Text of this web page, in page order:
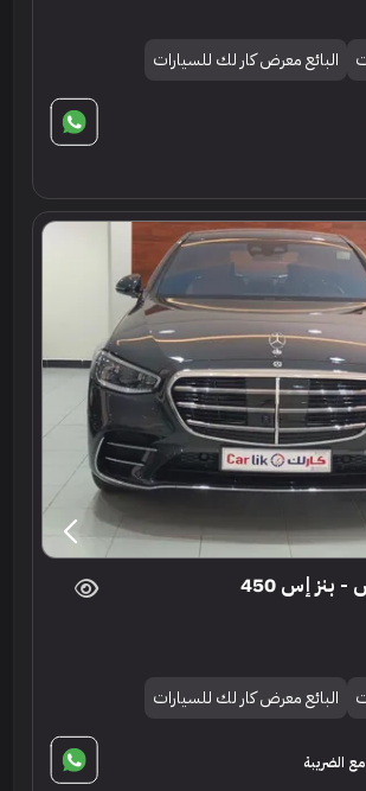
البائع معرض كار لك للسيارات
البائع معرض كار لك للسيارات
مع الضريبة